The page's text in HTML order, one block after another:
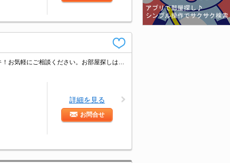
詳細を見る
お問合せ